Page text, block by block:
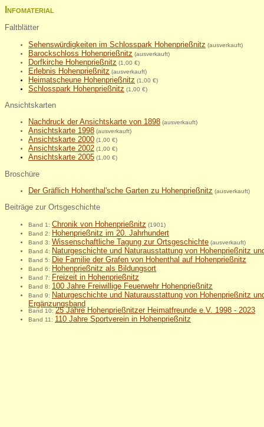
Infomaterial
Faltblätter
Sehenswürdigkeiten im Schlosspark Hohenprießnitz (ausverkauft)
Barockschloss Hohenprießnitz (ausverkauft)
Dorfkirche Hohenprießnitz (1,00 €)
Erlebnis Hohenprießnitz (ausverkauft)
Heimatscheune Hohenprießnitz (1,00 €)
Schlosspark Hohenprießnitz (1,00 €)
Ansichtskarten
Nachdruck der Ansichtskarte von 1898 (ausverkauft)
Ansichtskarte 1998 (ausverkauft)
Ansichtskarte 2000 (1,00 €)
Ansichtskarte 2002 (1,00 €)
Ansichtskarte 2005 (1,00 €)
Broschüre
Der Gräflich Hohenthal'sche Garten zu Hohenprießnitz (ausverkauft)
Beiträge zur Ortsgeschichte
Band 1: Chronik von Hohenprießnitz (1901)
Band 2: Hohenprießnitz im 20. Jahrhundert
Band 3: Wissenschaftliche Tagung zur Ortsgeschichte (ausverkauft)
Band 4: Naturgeschichte und Naturausstattung von Hohenprießnitz
Band 5: Die Familie der Grafen von Hohenthal auf Hohenprießnitz
Band 6: Hohenprießnitz als Bildungsort
Band 7: Freizeit in Hohenprießnitz
Band 8: 100 Jahre Freiwillige Feuerwehr Hohenprießnitz
Band 9: Naturgeschichte und Naturausstattung von Hohenprießnitz
Ergänzungsband
Band 10: 25 Jahre Hohenprießnitzer Heimatfreunde e.V. 1998 - 2023
Band 11: 110 Jahre Sportverein in Hohenprießnitz